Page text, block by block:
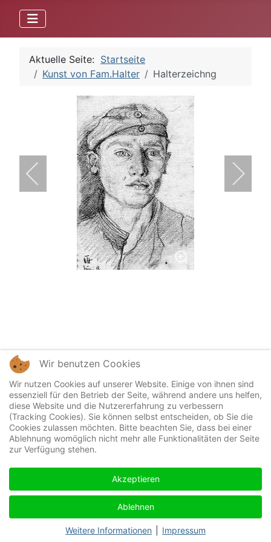
Aktuelle Seite: Startseite
Kunst von Fam.Halter
Halterzeichng
Wir benutzen Cookies
Wir nutzen Cookies auf unserer Website. Einige von ihnen sind
essenziell für den Betrieb der Seite, während andere uns helfen,
diese Website und die Nutzererfahrung zu verbessern
(Tracking Cookies). Sie können selbst entscheiden, ob Sie die
Cookies zulassen möchten. Bitte beachten Sie, dass bei einer
Ablehnung womöglich nicht mehr alle Funktionalitäten der Seite
zur Verfügung stehen.
Akzeptieren
Ablehnen
Weitere Informationen Impressum